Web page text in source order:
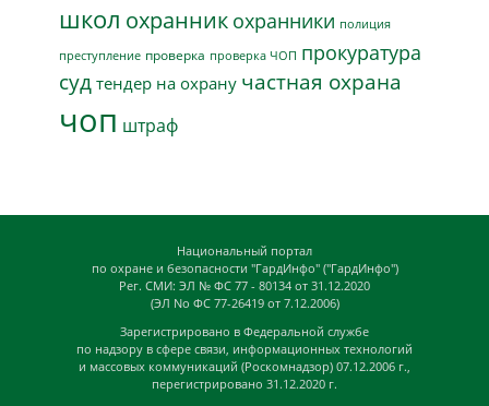
школ охранник охранники полиция
преступление проверка проверка ЧОП прокуратура
суд тендер на охрану частная охрана
чоп штраф
Национальный портал
по охране и безопасности "ГардИнфо" ("ГардИнфо")
Рег. СМИ: ЭЛ № ФС 77 - 80134 от 31.12.2020
(ЭЛ No ФС 77-26419 от 7.12.2006)
Зарегистрировано в Федеральной службе
по надзору в сфере связи, информационных технологий
и массовых коммуникаций (Роскомнадзор) 07.12.2006 г.,
перегистрировано 31.12.2020 г.